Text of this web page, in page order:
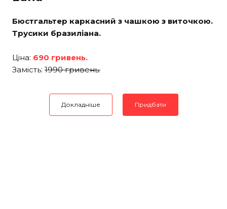
Бюстгальтер каркасний з чашкою з виточкою.
Трусики бразиліана.
Ціна: 690 гривень.
Замість: 1990 гривень.
Докладніше Придбати